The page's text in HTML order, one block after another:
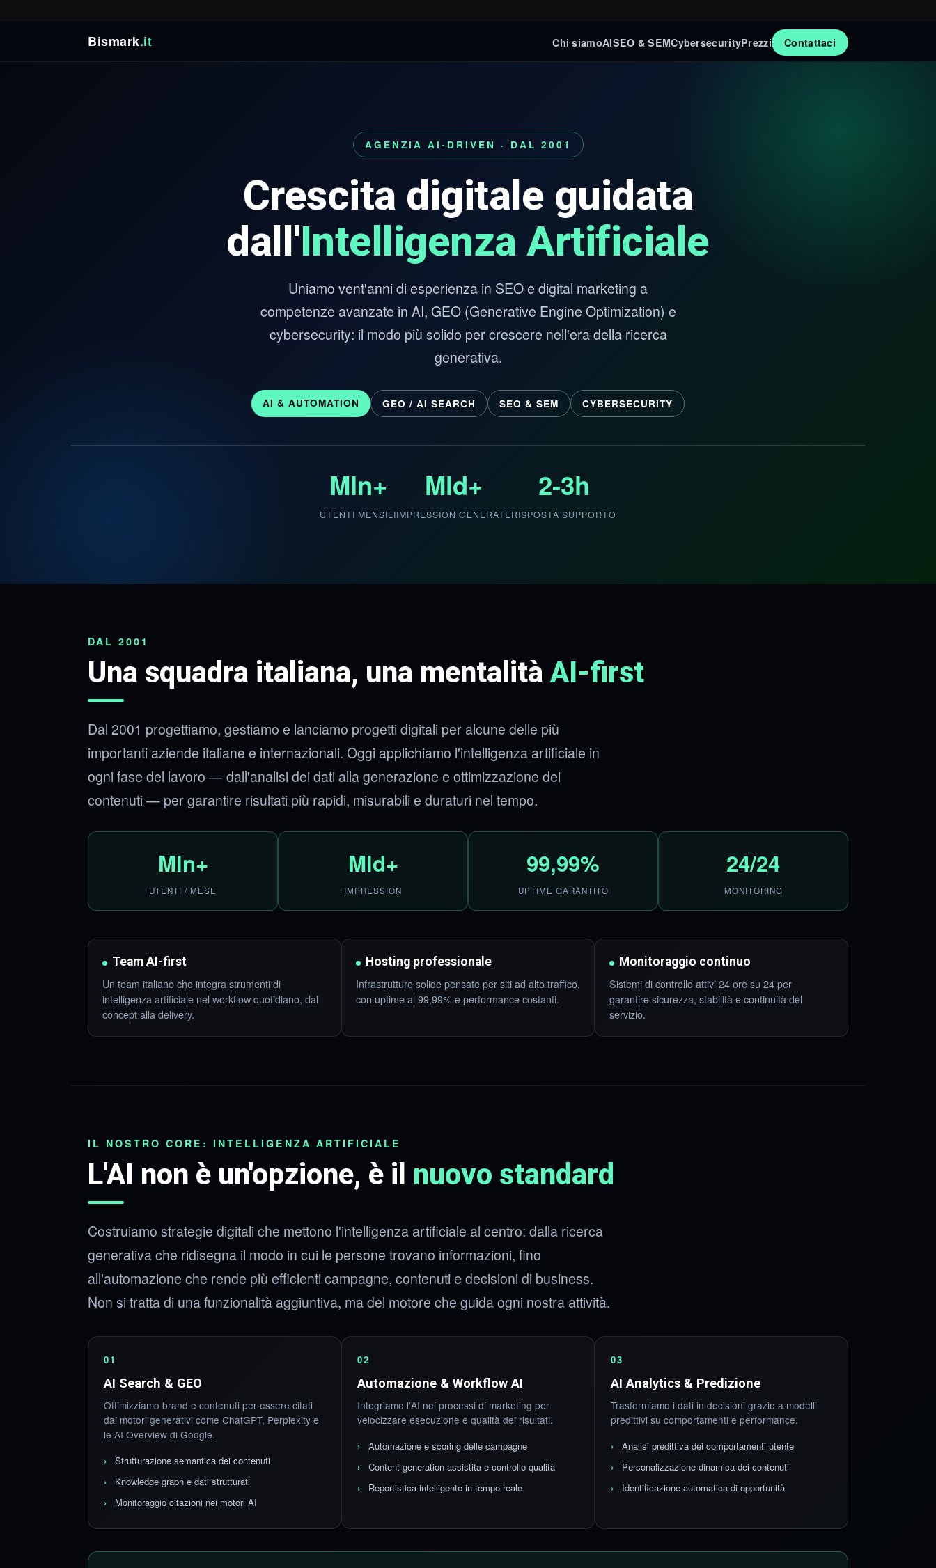
Bismark.it Chi siamoAISEO & SEMCybersecurityPrezzi Contattaci
AGENZIA AI-DRIVEN · DAL 2001
Crescita digitale guidata
dall'Intelligenza Artificiale
Uniamo vent'anni di esperienza in SEO e digital marketing a
competenze avanzate in AI, GEO (Generative Engine Optimization) e
cybersecurity: il modo più solido per crescere nell'era della ricerca
generativa.
AI & AUTOMATION GEO / AI SEARCH SEO & SEM CYBERSECURITY
Mln+
UTENTI MENSILI
Mld+
IMPRESSION GENERATE
2-3h
RISPOSTA SUPPORTO
DAL 2001
Una squadra italiana, una mentalitàAI-first
Dal 2001 progettiamo, gestiamo e lanciamo progetti digitali per alcune delle più
importanti aziende italiane e internazionali. Oggi applichiamo l'intelligenza artificiale in
ogni fase del lavoro — dall'analisi dei dati alla generazione e ottimizzazione dei
contenuti — per garantire risultati più rapidi, misurabili e duraturi nel tempo.
Mln+
UTENTI / MESE
Mld+
IMPRESSION
99,99%
UPTIME GARANTITO
24/24
MONITORING
Team AI-first
Un team italiano che integra strumenti di
intelligenza artificiale nel workflow quotidiano, dal
concept alla delivery.
Hosting professionale
Infrastrutture solide pensate per siti ad alto traffico,
con uptime al 99,99% e performance costanti.
Monitoraggio continuo
Sistemi di controllo attivi 24 ore su 24 per
garantire sicurezza, stabilità e continuità del
servizio.
IL NOSTRO CORE: INTELLIGENZA ARTIFICIALE
L'AI non è un'opzione, è il nuovo standard
Costruiamo strategie digitali che mettono l'intelligenza artificiale al centro: dalla ricerca
generativa che ridisegna il modo in cui le persone trovano informazioni, fino
all'automazione che rende più efficienti campagne, contenuti e decisioni di business.
Non si tratta di una funzionalità aggiuntiva, ma del motore che guida ogni nostra attività.
01
AI Search & GEO
Ottimizziamo brand e contenuti per essere citati
dai motori generativi come ChatGPT, Perplexity e
le AI Overview di Google.
Strutturazione semantica dei contenuti
Knowledge graph e dati strutturati
Monitoraggio citazioni nei motori AI
02
Automazione & Workflow AI
Integriamo l'AI nei processi di marketing per
velocizzare esecuzione e qualità dei risultati.
Automazione e scoring delle campagne
Content generation assistita e controllo qualità
Reportistica intelligente in tempo reale
03
AI Analytics & Predizione
Trasformiamo i dati in decisioni grazie a modelli
predittivi su comportamenti e performance.
Analisi predittiva dei comportamenti utente
Personalizzazione dinamica dei contenuti
Identificazione automatica di opportunità